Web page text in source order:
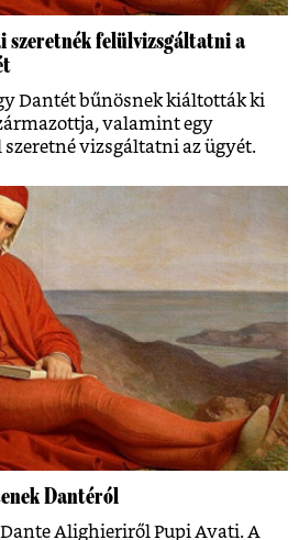
szeretnék felülvizsgáltatni a
Dantét bűnösnek kiáltották ki
valamint egy
vizsgáltatni az ügyét.
Dantéról
Alighieriről Pupi Avati. A